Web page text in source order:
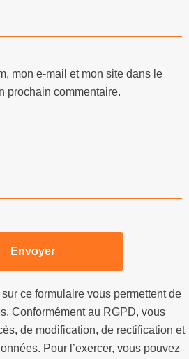
mon e-mail et mon site dans le
prochain commentaire.
ce formulaire vous permettent de
Conformément au RGPD, vous
de modification, de rectification et
Pour l’exercer, vous pouvez